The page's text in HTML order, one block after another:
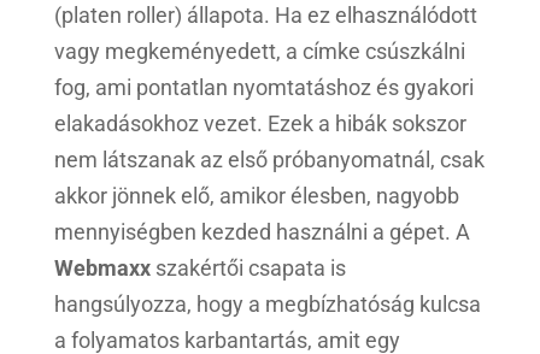
(platen roller) állapota. Ha ez elhasználódott
vagy megkeményedett, a címke csúszkálni
fog, ami pontatlan nyomtatáshoz és gyakori
elakadásokhoz vezet. Ezek a hibák sokszor
nem látszanak az első próbanyomatnál, csak
akkor jönnek elő, amikor élesben, nagyobb
mennyiségben kezded használni a gépet. A
Webmaxxszakértői csapata is
hangsúlyozza, hogy a megbízhatóság kulcsa
a folyamatos karbantartás, amit egy